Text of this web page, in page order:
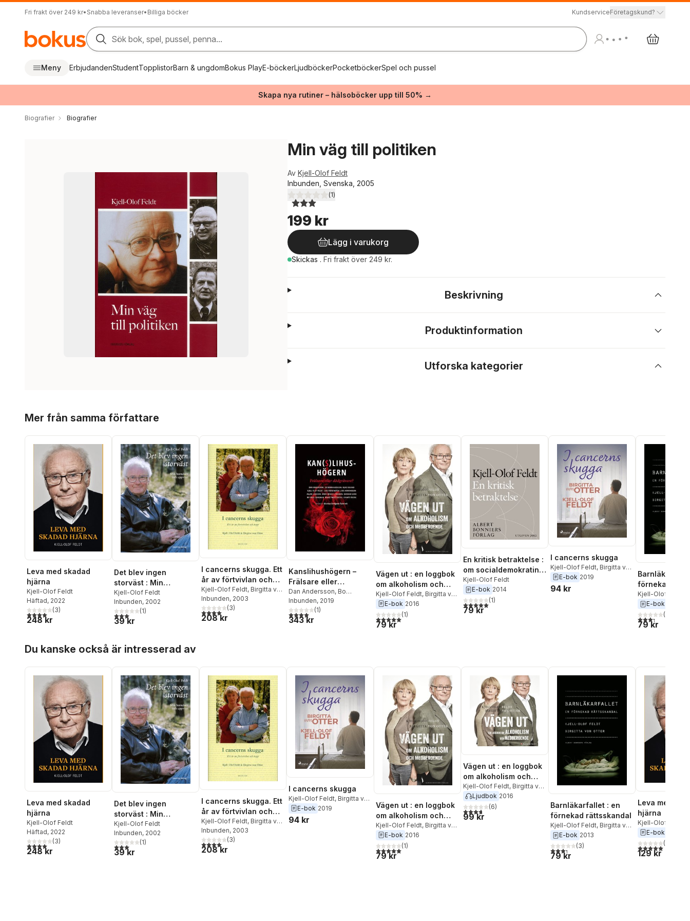
Fri frakt över 249 kr• Snabba leveranser• Billiga böcker KundserviceFöretagskund?
Sök bok, spel, pussel, penna...
Meny ErbjudandenStudentTopplistorBarn & ungdomBokus PlayE-böckerLjudböckerPocketböckerSpel och pussel
Skapa nya rutiner – hälsoböcker upp till 50% →
Biografier Biografier
Min väg till politiken
Av Kjell-Olof Feldt
Inbunden, Svenska, 2005
3,0utav 5 stjärnor. Totalt antal röster:
(1)
199 kr
Lägg i varukorg
Skickas . Fri frakt över 249 kr.
Beskrivning
Produktinformation
Utforska kategorier
Mer från samma författare
Leva med skadad
hjärna
Kjell-Olof Feldt
Häftad, 2022
4,0utav 5 stjärnor. Totalt antal röster:
(3)
248 kr
Det blev ingen
storväst : Min
barndom och uppväxt
Kjell-Olof Feldt
Inbunden, 2002
3,0utav 5 stjärnor. Totalt antal röster:
(1)
39 kr
I cancerns skugga. Ett
år av förtvivlan och
hopp
Kjell-Olof Feldt, Birgitta von
Otter
Inbunden, 2003
4,0utav 5 stjärnor. Totalt antal röster:
(3)
208 kr
Kanslihushögern –
Frälsare eller
dödgrävare?
Dan Andersson, Bo
Bernhardsson,
Kjell-Olof Feldt
Heikensten
Westerberg,Svante Öberg
Inbunden, 2019
4,0utav 5 stjärnor. Totalt antal röster:
(1)
343 kr
Vägen ut : en loggbok
om alkoholism och
medberoende
Kjell-Olof Feldt, Birgitta von
OtterE-bok 2016
5,0utav 5 stjärnor. Totalt antal röster:
(1)
79 kr
En kritisk betraktelse :
om socialdemokratins
seger och kris
Kjell-Olof Feldt
E-bok 2014
5,0utav 5 stjärnor. Totalt antal röster:
(1)
79 kr
I cancerns skugga
Kjell-Olof Feldt, Birgitta von
OtterE-bok 2019
94 kr
förnekad
Kjell-Olof Feldt
OtterE-bok
3,3utav 5(
79 kr
Du kanske också är intresserad av
Leva med skadad
hjärna
Kjell-Olof Feldt
Häftad, 2022
4,0utav 5 stjärnor. Totalt antal röster:
(3)
248 kr
Det blev ingen
storväst : Min
barndom och uppväxt
Kjell-Olof Feldt
Inbunden, 2002
3,0utav 5 stjärnor. Totalt antal röster:
(1)
39 kr
I cancerns skugga. Ett
år av förtvivlan och
hopp
Kjell-Olof Feldt, Birgitta von
Otter
Inbunden, 2003
4,0utav 5 stjärnor. Totalt antal röster:
(3)
208 kr
I cancerns skugga
Kjell-Olof Feldt, Birgitta von
OtterE-bok 2019
94 kr
Vägen ut : en loggbok
om alkoholism och
medberoende
Kjell-Olof Feldt, Birgitta von
OtterE-bok 2016
5,0utav 5 stjärnor. Totalt antal röster:
(1)
79 kr
Vägen ut : en loggbok
om alkoholism och
medberoende
Kjell-Olof Feldt, Birgitta von
OtterLjudbok 2016
3,7utav 5 stjärnor. Totalt antal röster:
(6)
99 kr
Barnläkarfallet : en
förnekad rättsskandal
Kjell-Olof Feldt, Birgitta von
OtterE-bok 2013
3,3utav 5 stjärnor. Totalt antal röster:
(3)
79 kr
Leva med
hjärna
Kjell-Olof Feldt
E-bok
5,0utav 5(
129 kr